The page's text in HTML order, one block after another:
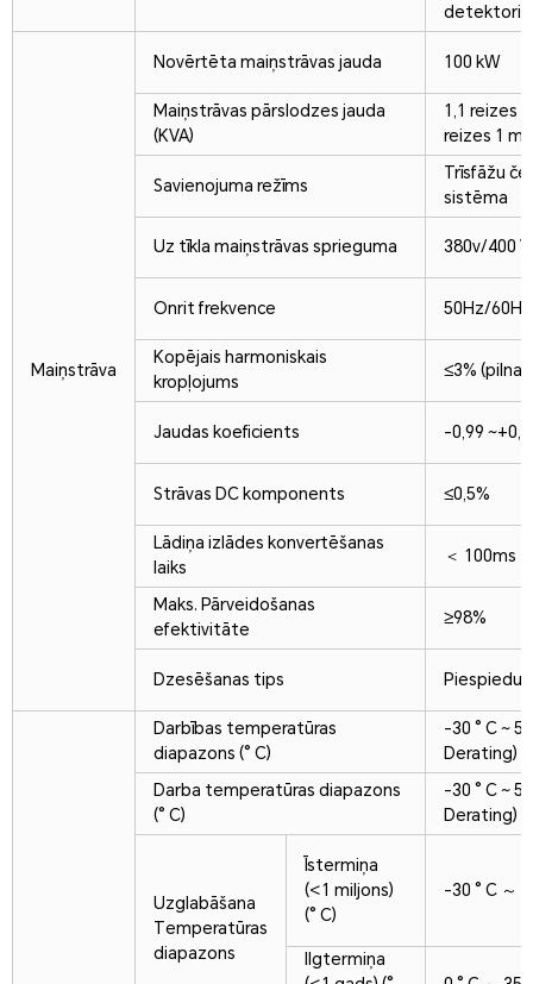
detektori
Maiņstrāva
Novērtēta maiņstrāvas jauda 100 kW
Maiņstrāvas pārslodzes jauda
(KVA)
1,1 reizes
reizes 1
Savienojuma režīms
Trīsfāžu
sistēma
Uz tīkla maiņstrāvas sprieguma 380v/400
Onrit frekvence 50Hz/
Kopējais harmoniskais
kropļojums
≤3% (pilna
Jaudas koeficients -0,99
Strāvas DC komponents ≤0,5%
Lādiņa izlādes konvertēšanas
laiks
＜ 100ms
Maks. Pārveidošanas
efektivitāte
≥98%
Dzesēšanas tips Piespiedu
Darbības temperatūras
diapazons (° C)
-30 ° C ~
Derating)
Darba temperatūras diapazons
(° C)
-30 ° C ~
Derating)
Uzglabāšana
Temperatūras
diapazons
Īstermiņa
(<1 miljons)
(° C)
-30 ° C ～
Ilgtermiņa